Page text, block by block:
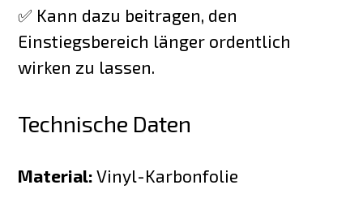
✅ Kann dazu beitragen, den
Einstiegsbereich länger ordentlich
wirken zu lassen.
Technische Daten
Material: Vinyl-Karbonfolie